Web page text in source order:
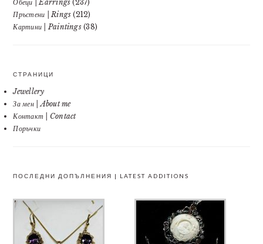
Обеци | Earrings (237)
Пръстени | Rings (212)
Картини | Paintings(38)
СТРАНИЦИ
Jewellery
За мен | About me
Контакт | Contact
Поръчки
ПОСЛЕДНИ ДОПЪЛНЕНИЯ | LATEST ADDITIONS